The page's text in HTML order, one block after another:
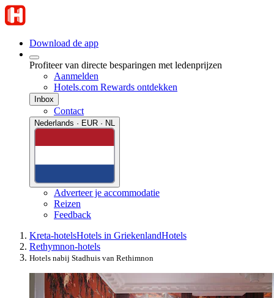
Download de app
Profiteer van directe besparingen met ledenprijzen
Aanmelden
Hotels.com Rewards ontdekken
Inbox
Contact
Nederlands · EUR · NL
Adverteer je accommodatie
Reizen
Feedback
Kreta-hotelsHotels in GriekenlandHotels
Rethymnon-hotels
Hotels nabij Stadhuis van Rethimnon